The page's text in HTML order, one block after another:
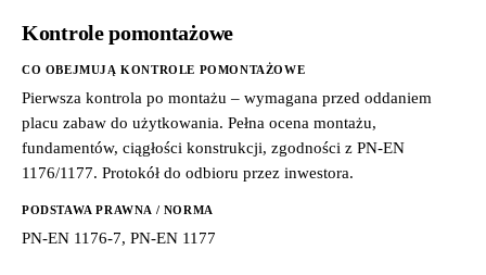
Kontrole pomontażowe
CO OBEJMUJĄ KONTROLE POMONTAŻOWE
Pierwsza kontrola po montażu – wymagana przed oddaniem
placu zabaw do użytkowania. Pełna ocena montażu,
fundamentów, ciągłości konstrukcji, zgodności z PN-EN
1176/1177. Protokół do odbioru przez inwestora.
PODSTAWA PRAWNA / NORMA
PN-EN 1176-7, PN-EN 1177